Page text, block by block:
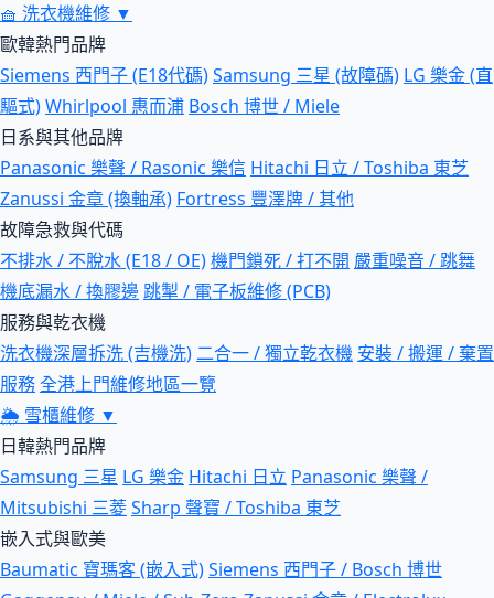
🧺 洗衣機維修 ▼
歐韓熱門品牌
Siemens 西門子 (E18代碼)Samsung 三星 (故障碼) LG 樂金 (直
驅式)Whirlpool 惠而浦 Bosch 博世 / Miele
日系與其他品牌
Panasonic 樂聲 / Rasonic 樂信 Hitachi 日立 / Toshiba 東芝
Zanussi 金章 (換軸承) Fortress 豐澤牌 / 其他
故障急救與代碼
不排水 / 不脫水 (E18 / OE)機門鎖死 / 打不開 嚴重噪音 / 跳舞
機底漏水 / 換膠邊跳掣 / 電子板維修 (PCB)
服務與乾衣機
洗衣機深層拆洗 (吉機洗) 二合一 / 獨立乾衣機 安裝 / 搬運 / 棄置
服務全港上門維修地區一覽
🌦 雪櫃維修 ▼
日韓熱門品牌
Samsung 三星 LG 樂金 Hitachi 日立 Panasonic 樂聲 /
Mitsubishi 三菱Sharp 聲寶 / Toshiba 東芝
嵌入式與歐美
Baumatic 寶瑪客 (嵌入式)Siemens 西門子 / Bosch 博世